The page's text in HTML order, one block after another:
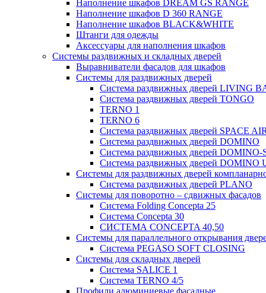
Наполнение шкафов DREAM GS RANGE
Наполнение шкафов D 360 RANGE
Наполнение шкафов BLACK&WHITE
Штанги для одежды
Аксессуары для наполнения шкафов
Системы раздвижных и складных дверей
Выравниватели фасадов для шкафов
Системы для раздвижных дверей
Система раздвижных дверей LIVING
Система раздвижных дверей TONGO
TERNO 1
TERNO 6
Система раздвижных дверей SPACE
Система раздвижных дверей DOMINO
Система раздвижных дверей DOMINO-
Система раздвижных дверей DOMINO
Системы для раздвижных дверей
Система раздвижных дверей PLANO
Системы для поворотно – сдвижных фасадов
Система Folding Concepta 25
Система Concepta 30
СИСТЕМА CONCEPTA 40,50
Системы для параллельного открывания
Система PEGASO SOFT CLOSING
Системы для складных дверей
Система SALICE 1
Система TERNO 4/5
Профили алюминиевые фасадные